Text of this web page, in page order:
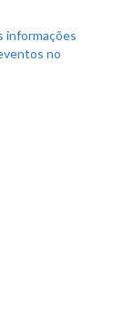
informações
no